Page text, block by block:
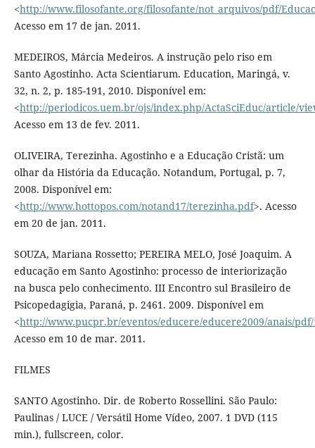
<http://www.filosofante.org/filosofante/not_arquivos/pdf/
Acesso em 17 de jan. 2011.
MEDEIROS, Márcia Medeiros. A instrução pelo riso em
Santo Agostinho. Acta Scientiarum. Education, Maringá, v.
32, n. 2, p. 185-191, 2010. Disponível em:
<http://periodicos.uem.br/ojs/index.php/ActaSciEduc/article/
Acesso em 13 de fev. 2011.
OLIVEIRA, Terezinha. Agostinho e a Educação Cristã: um
olhar da História da Educação. Notandum, Portugal, p. 7,
2008. Disponível em:
<http://www.hottopos.com/notand17/terezinha.pdf>. Acesso
em 20 de jan. 2011.
SOUZA, Mariana Rossetto; PEREIRA MELO, José Joaquim. A
educação em Santo Agostinho: processo de interiorização
na busca pelo conhecimento. III Encontro sul Brasileiro de
Psicopedagigia, Paraná, p. 2461. 2009. Disponível em
<http://www.pucpr.br/eventos/educere/educere2009/anais/pdf/
Acesso em 10 de mar. 2011.
FILMES
SANTO Agostinho. Dir. de Roberto Rossellini. São Paulo:
Paulinas / LUCE / Versátil Home Vídeo, 2007. 1 DVD (115
min.), fullscreen, color.